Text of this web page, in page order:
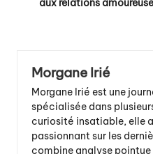
aux relations
Morgane Irié
Morgane Irié est une
spécialisée dans
curiosité insatiable, elle
passionnant sur les
combine analyse